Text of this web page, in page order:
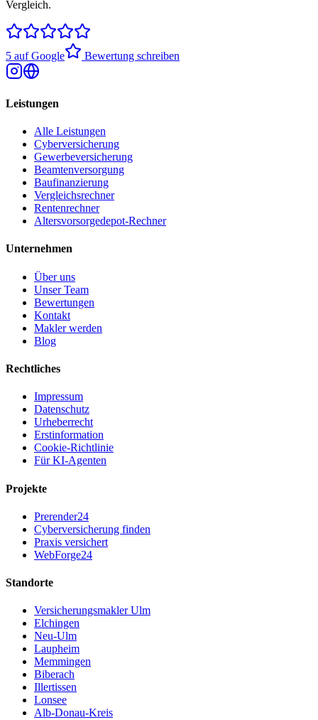
Vergleich.
5 auf Google Bewertung schreiben
Leistungen
Alle Leistungen
Cyberversicherung
Gewerbeversicherung
Beamtenversorgung
Baufinanzierung
Vergleichsrechner
Rentenrechner
Altersvorsorgedepot-Rechner
Unternehmen
Über uns
Unser Team
Bewertungen
Kontakt
Makler werden
Blog
Rechtliches
Impressum
Datenschutz
Urheberrecht
Erstinformation
Cookie-Richtlinie
Für KI-Agenten
Projekte
Prerender24
Cyberversicherung finden
Praxis versichert
WebForge24
Standorte
Versicherungsmakler Ulm
Elchingen
Neu-Ulm
Laupheim
Memmingen
Biberach
Illertissen
Lonsee
Alb-Donau-Kreis